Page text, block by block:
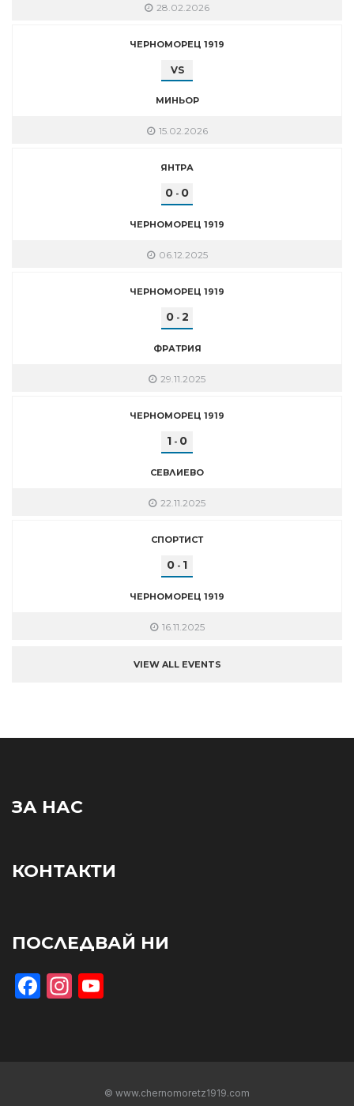
28.02.2026
ЧЕРНОМОРЕЦ 1919
VS
МИНЬОР
15.02.2026
ЯНТРА
0 - 0
ЧЕРНОМОРЕЦ 1919
06.12.2025
ЧЕРНОМОРЕЦ 1919
0- 2
ФРАТРИЯ
29.11.2025
ЧЕРНОМОРЕЦ 1919
1 - 0
СЕВЛИЕВО
22.11.2025
СПОРТИСТ
0 - 1
ЧЕРНОМОРЕЦ 1919
16.11.2025
VIEW ALL EVENTS
ЗА НАС
КОНТАКТИ
ПОСЛЕДВАЙ НИ
Facebook
Instagram
© www.chernomoretz1919.com